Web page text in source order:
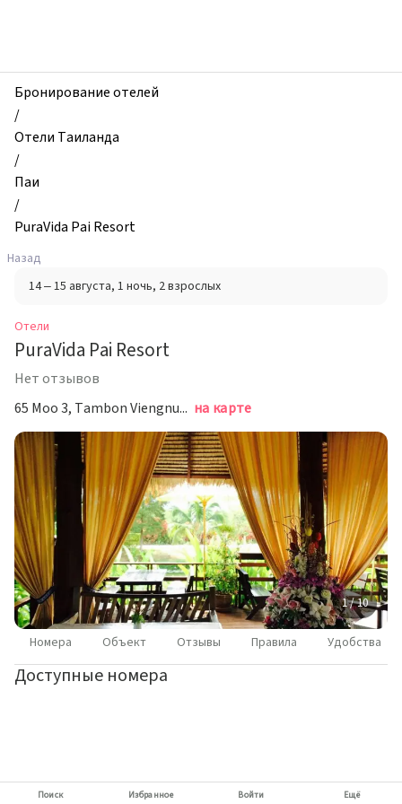
PuraVida
Pai
Resort,
Паи,
Таиланд
Бронирование отелей
/
Отели Таиланда
/
Паи
/
PuraVida Pai Resort
Назад
14 – 15 августа, 1 ночь, 2 взрослых
Отели
PuraVida Pai Resort
Нет отзывов
65 Moo 3, Tambon Viengnuor, Паи на карте
1 / 10
Номера Объект Отзывы Правила Удобства
Доступные номера
Поиск Избранное Войти Ещё